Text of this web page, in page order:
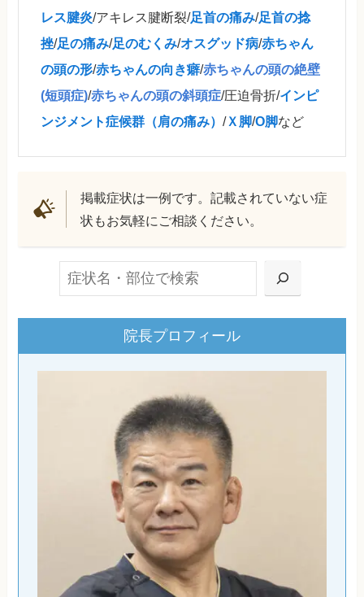
レス腱炎/アキレス腱断裂/足首の痛み/足首の捻
挫/足の痛み/足のむくみ/オスグッド病/赤ちゃん
の頭の形/赤ちゃんの向き癖/赤ちゃんの頭の絶壁
(短頭症)/赤ちゃんの頭の斜頭症/圧迫骨折/インピ
ンジメント症候群（肩の痛み）/Ｘ脚/O脚など
掲載症状は一例です。記載されていない症
状もお気軽にご相談ください。
院長プロフィール